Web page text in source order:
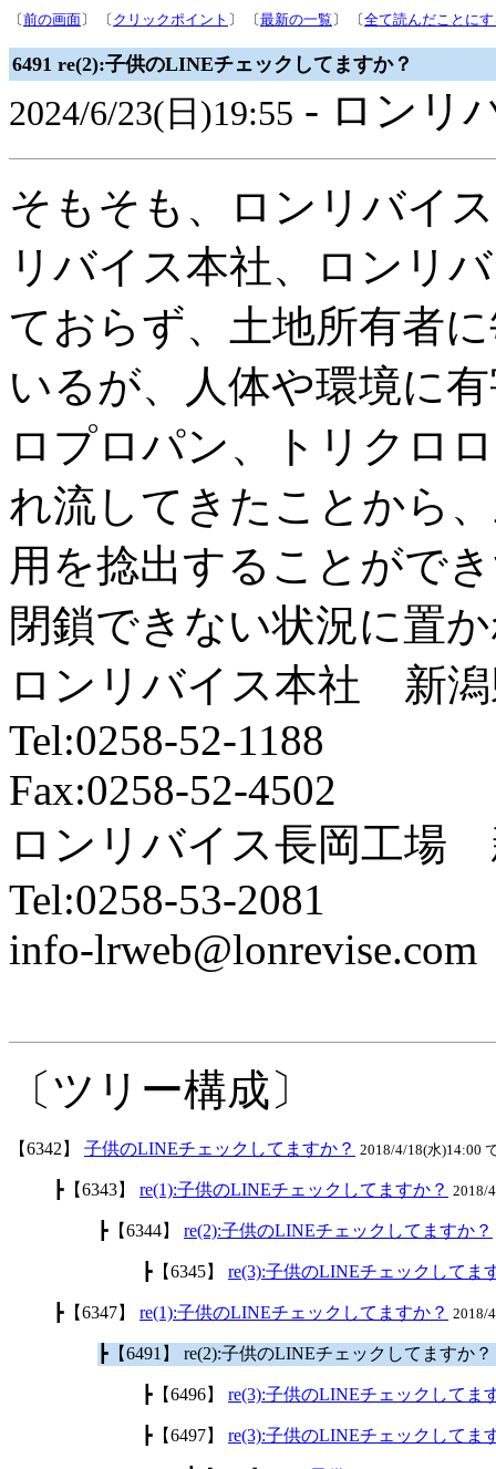
〔前の画面〕 〔 クリックポイント 〕 〔最新の一覧 〕 〔全て読んだことに
6491 re(2):子供のLINEチェックしてますか？
2024/6/23(日)19:55 - ロンリ
そもそも、ロンリバイ
リバイス本社、ロンリ
ておらず、土地所有者
いるが、人体や環境に
ロプロパン、トリクロ
れ流してきたことから
用を捻出することがで
閉鎖できない状況に置
ロンリバイス本社 新潟
Tel:0258-52-1188
Fax:0258-52-4502
ロンリバイス長岡工場
Tel:0258-53-2081
info-lrweb@lonrevise.com
〔ツリー構成〕
【6342】 子供のLINEチェックしてますか？ 2018/4/18(水)14:00
┣【6343】 re(1):子供のLINEチェックしてますか？ 2018/
┣【6344】 re(2):子供のLINEチェックしてますか？
┣【6345】 re(3):子供のLINEチェックしてま
┣【6347】 re(1):子供のLINEチェックしてますか？ 2018/
┣【6491】 re(2):子供のLINEチェックしてますか？
┣【6496】 re(3):子供のLINEチェックしてま
┣【6497】 re(3):子供のLINEチェックしてま